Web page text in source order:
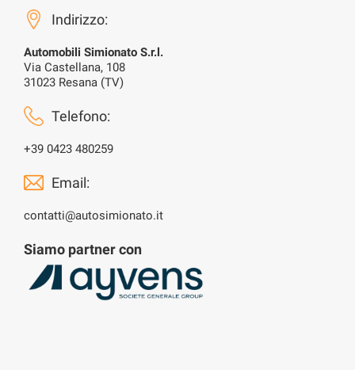
Indirizzo:
Automobili Simionato S.r.l.
Via Castellana, 108
31023 Resana (TV)
Telefono:
+39 0423 480259
Email:
contatti@autosimionato.it
Siamo partner con